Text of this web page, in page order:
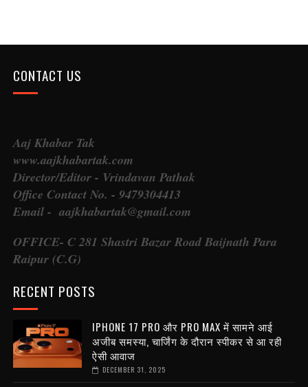
CONTACT US
Aaj Khabar Tak
www.aajkhabartak.com
Director/Editor - Vrindavan Pathak
Office Contact No. - 9479304413
Email - aajkhabartak@gmail.com
OFFICE- C 281 Shastri Bazar Road Baijnath Para
Raipur (C.G)
RECENT POSTS
IPHONE 17 PRO और PRO MAX में सामने आई
अजीब समस्या, चार्जिंग के दौरान स्पीकर से आ रही
ऐसी आवाज
DECEMBER 31, 2025